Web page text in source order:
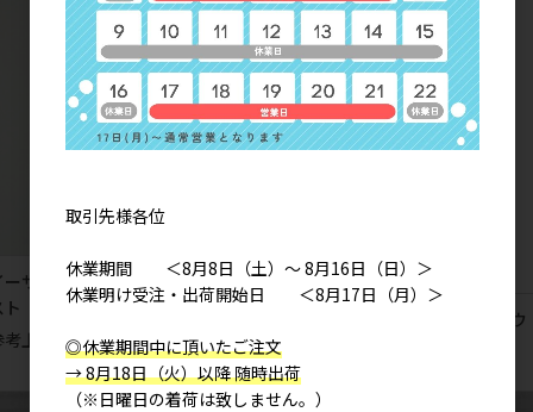
ーサンチェック キルト前あきベ
上代
3,600円
フラワーブロック 袖なしルームウ
ェア
参考上代
取引先様各位
休業期間 ＜8月8日（土）～ 8月16日（日）＞
休業明け受注・出荷開始日 ＜8月17日（月）＞
◎休業期間中に頂いたご注文
→ 8月18日（火）以降 随時出荷
（※日曜日の着荷は致しません。）